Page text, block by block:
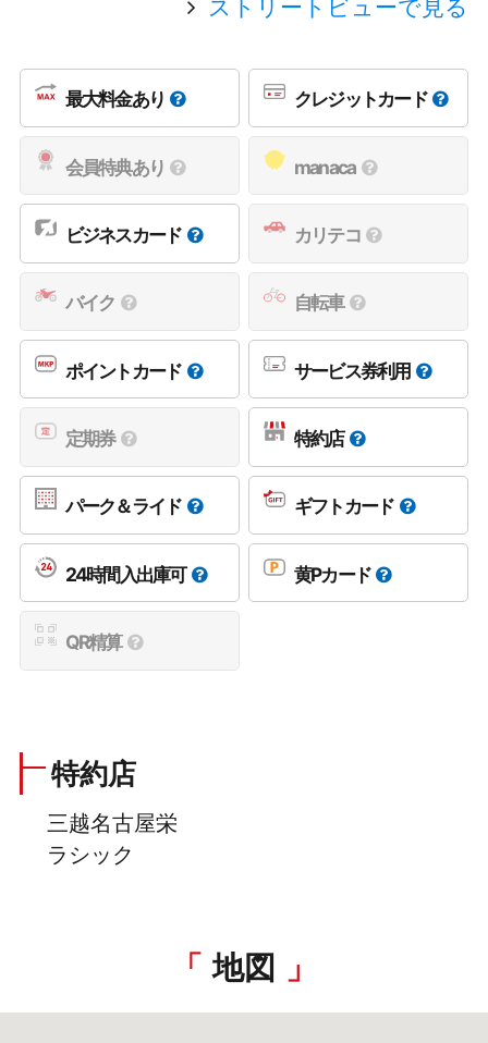
ストリートビューで見る
最大料金あり クレジットカード
会員特典あり manaca
ビジネスカード カリテコ
バイク 自転車
ポイントカード サービス券利用
定期券 特約店
パーク＆ライド ギフトカード
24時間入出庫可 黄Pカード
QR精算
特約店
三越名古屋栄
ラシック
地図